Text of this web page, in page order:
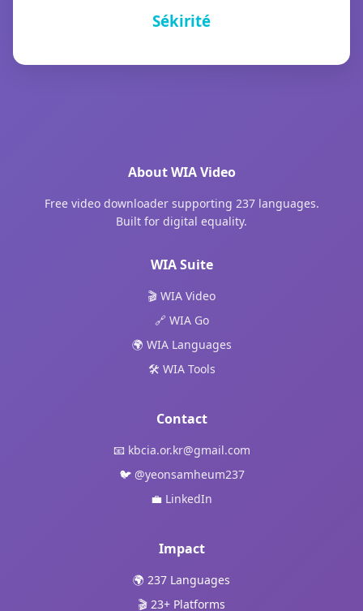
Sékirité
About WIA Video
Free video downloader supporting 237 languages.
Built for digital equality.
WIA Suite
🎬 WIA Video
🔗 WIA Go
🌍 WIA Languages
🛠️ WIA Tools
Contact
📧 kbcia.or.kr@gmail.com
🐦 @yeonsamheum237
💼 LinkedIn
Impact
🌍 237 Languages
🎬 23+ Platforms